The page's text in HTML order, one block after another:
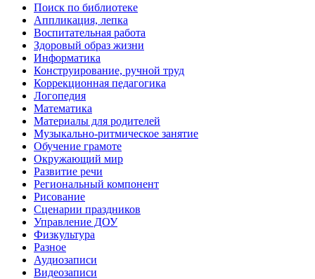
Поиск по библиотеке
Аппликация, лепка
Воспитательная работа
Здоровый образ жизни
Информатика
Конструирование, ручной труд
Коррекционная педагогика
Логопедия
Математика
Материалы для родителей
Музыкально-ритмическое занятие
Обучение грамоте
Окружающий мир
Развитие речи
Региональный компонент
Рисование
Сценарии праздников
Управление ДОУ
Физкультура
Разное
Аудиозаписи
Видеозаписи